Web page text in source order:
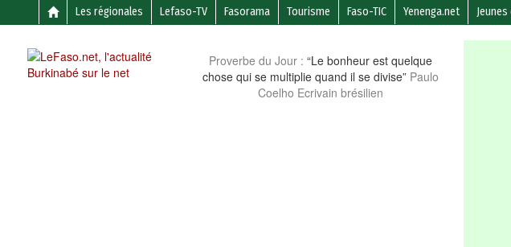
Les régionales Lefaso-TV Fasorama Tourisme Faso-TIC Yenenga.net Jeunes
Proverbe du Jour : “Le bonheur est quelque
chose qui se multiplie quand il se divise” Paulo
Coelho Ecrivain brésilien